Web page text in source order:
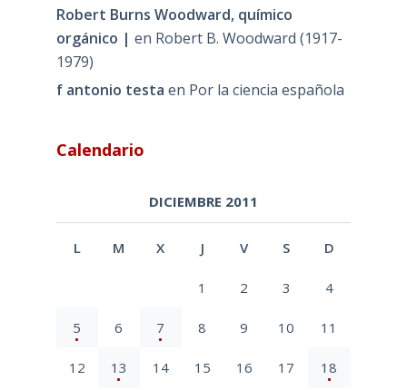
Robert Burns Woodward, químico
orgánico | en Robert B. Woodward (1917-
1979)
f antonio testa en Por la ciencia española
Calendario
DICIEMBRE 2011
L M X J V S D
1 2 3 4
5 6 7 8 9 10 11
12 13 14 15 16 17 18